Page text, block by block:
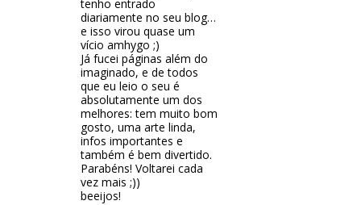
tenho entrado
diariamente no seu blog…
e isso virou quase um
vício amhygo ;)
Já fucei páginas além do
imaginado, e de todos
que eu leio o seu é
absolutamente um dos
melhores: tem muito bom
gosto, uma arte linda,
infos importantes e
também é bem divertido.
Parabéns! Voltarei cada
vez mais ;))
beeijos!